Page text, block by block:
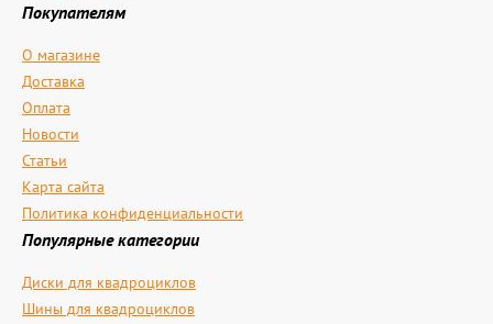
Покупателям
О магазине
Доставка
Оплата
Новости
Статьи
Карта сайта
Политика конфиденциальности
Популярные категории
Диски для квадроциклов
Шины для квадроциклов